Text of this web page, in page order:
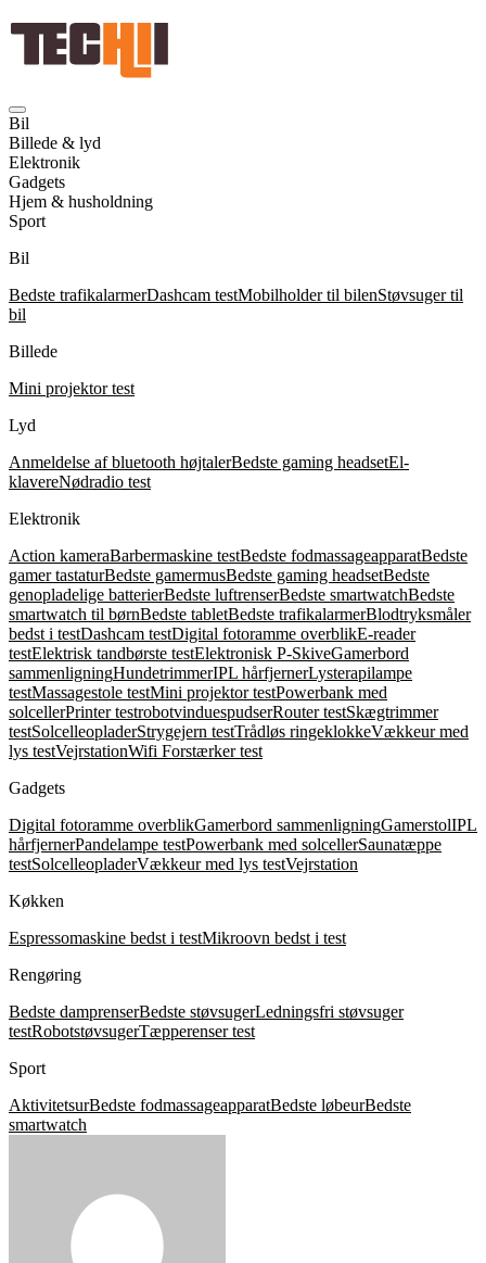
Bil
Billede & lyd
Elektronik
Gadgets
Hjem & husholdning
Sport
Bil
Bedste trafikalarmerDashcam testMobilholder til bilenStøvsuger til
bil
Billede
Mini projektor test
Lyd
Anmeldelse af bluetooth højtalerBedste gaming headsetEl-
klavereNødradio test
Elektronik
Action kameraBarbermaskine testBedste fodmassageapparatBedste
gamer tastaturBedste gamermusBedste gaming headsetBedste
genopladelige batterierBedste luftrenserBedste smartwatchBedste
smartwatch til børnBedste tabletBedste trafikalarmerBlodtryksmåler
bedst i testDashcam testDigital fotoramme overblikE-reader
testElektrisk tandbørste testElektronisk P-SkiveGamerbord
sammenligningHundetrimmerIPL hårfjernerLysterapilampe
testMassagestole testMini projektor testPowerbank med
solcellerPrinter testrobotvinduespudserRouter testSkægtrimmer
testSolcelleopladerStrygejern testTrådløs ringeklokkeVækkeur med
lys testVejrstationWifi Forstærker test
Gadgets
Digital fotoramme overblikGamerbord sammenligningGamerstolIPL
hårfjernerPandelampe testPowerbank med solcellerSaunatæppe
testSolcelleopladerVækkeur med lys testVejrstation
Køkken
Espressomaskine bedst i testMikroovn bedst i test
Rengøring
Bedste damprenserBedste støvsugerLedningsfri støvsuger
testRobotstøvsugerTæpperenser test
Sport
AktivitetsurBedste fodmassageapparatBedste løbeurBedste
smartwatch